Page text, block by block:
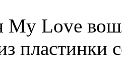
My Love
пластинки